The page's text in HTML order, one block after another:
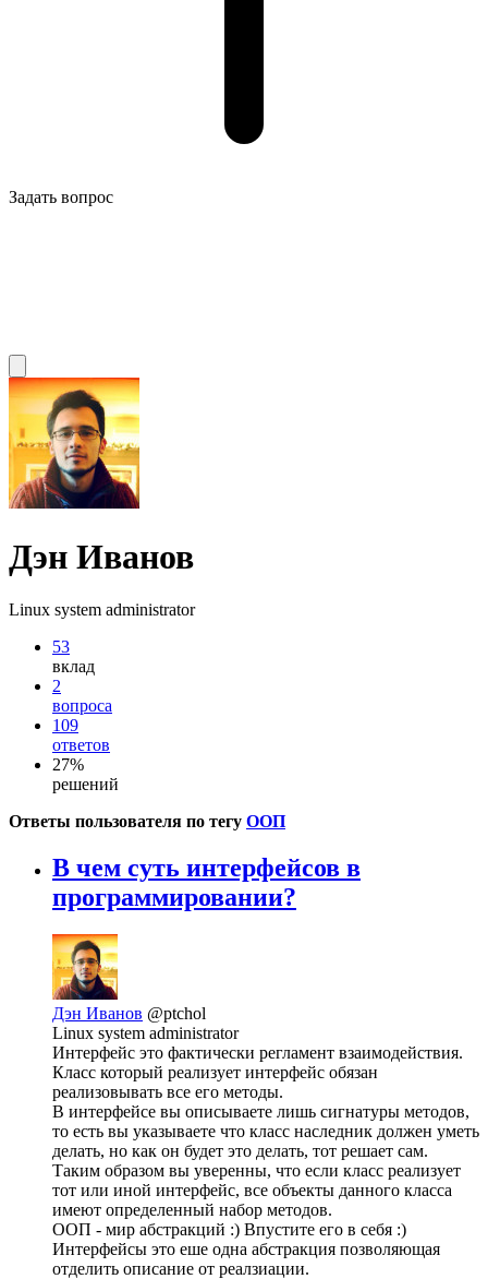
Задать вопрос
Дэн Иванов
Linux system administrator
53
вклад
2
вопроса
109
ответов
27%
решений
Ответы пользователя по тегу ООП
В чем суть интерфейсов в
программировании?
Дэн Иванов @ptchol
Linux system administrator
Интерфейс это фактически регламент взаимодействия.
Класс который реализует интерфейс обязан
реализовывать все его методы.
В интерфейсе вы описываете лишь сигнатуры методов,
то есть вы указываете что класс наследник должен уметь
делать, но как он будет это делать, тот решает сам.
Таким образом вы уверенны, что если класс реализует
тот или иной интерфейс, все объекты данного класса
имеют определенный набор методов.
ООП - мир абстракций :) Впустите его в себя :)
Интерфейсы это еше одна абстракция позволяющая
отделить описание от реалзиации.